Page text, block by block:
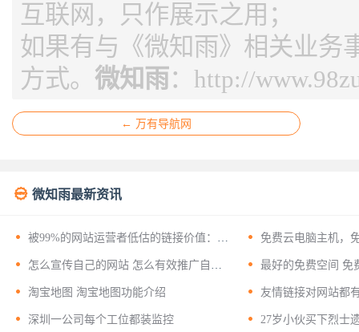
互联网，只作展示之用；
如果有与《微知雨》相关业务
方式。 微知雨： http://
← 万有导航网
 微知雨最新资讯
 被99%的网站运营者低估的链接价值：揭
开友情链接背后的十二层战略意义
 免费云电脑主机，
 怎么宣传自己的网站 怎么有效推广自己
的网站？
 最好的免费空间 免
 淘宝地图 淘宝地图功能介绍  友情链接对网站都
 深圳一公司每个工位都装监控  27岁小伙买下烈士